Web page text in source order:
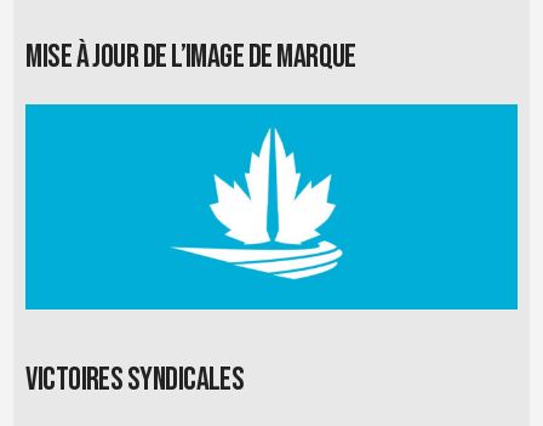
Mise à jour de l’image de marque
Victoires syndicales